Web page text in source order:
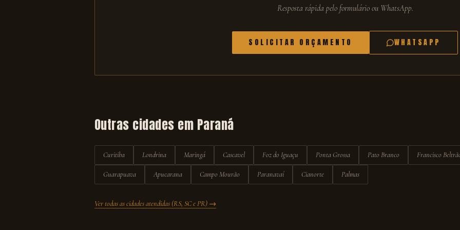
Resposta rápida pelo formulário ou WhatsApp.
SOLICITAR ORÇAMENTO WHATSAPP
Outras cidades em Paraná
Curitiba Londrina Maringá Cascavel Foz do Iguaçu Ponta Grossa Pato Branco Francisco
Guarapuava Apucarana Campo Mourão Paranavaí Cianorte Palmas
Ver todas as cidades atendidas (RS, SC e PR) →